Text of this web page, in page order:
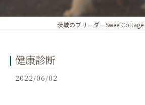
茨城のブリーダーSweetCottage
健康診断
2022/06/02